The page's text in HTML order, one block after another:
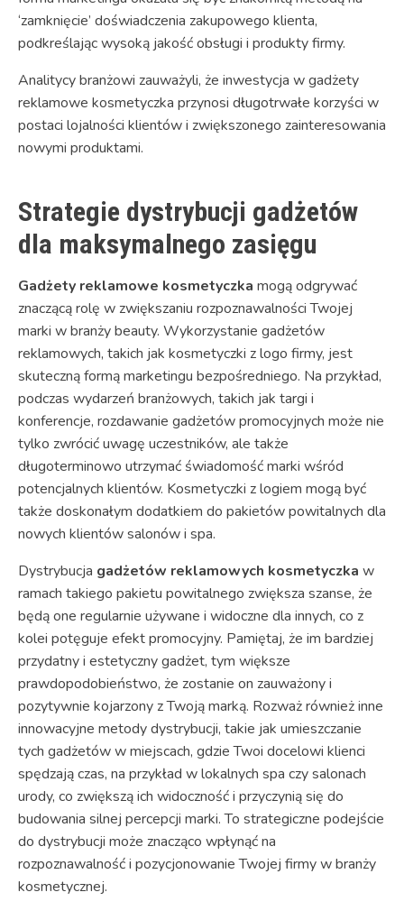
‘zamknięcie’ doświadczenia zakupowego klienta,
podkreślając wysoką jakość obsługi i produkty firmy.
Analitycy branżowi zauważyli, że inwestycja w gadżety
reklamowe kosmetyczka przynosi długotrwałe korzyści w
postaci lojalności klientów i zwiększonego zainteresowania
nowymi produktami.
Strategie dystrybucji gadżetów
dla maksymalnego zasięgu
Gadżety reklamowe kosmetyczka mogą odgrywać
znaczącą rolę w zwiększaniu rozpoznawalności Twojej
marki w branży beauty. Wykorzystanie gadżetów
reklamowych, takich jak kosmetyczki z logo firmy, jest
skuteczną formą marketingu bezpośredniego. Na przykład,
podczas wydarzeń branżowych, takich jak targi i
konferencje, rozdawanie gadżetów promocyjnych może nie
tylko zwrócić uwagę uczestników, ale także
długoterminowo utrzymać świadomość marki wśród
potencjalnych klientów. Kosmetyczki z logiem mogą być
także doskonałym dodatkiem do pakietów powitalnych dla
nowych klientów salonów i spa.
Dystrybucja gadżetów reklamowych kosmetyczka w
ramach takiego pakietu powitalnego zwiększa szanse, że
będą one regularnie używane i widoczne dla innych, co z
kolei potęguje efekt promocyjny. Pamiętaj, że im bardziej
przydatny i estetyczny gadżet, tym większe
prawdopodobieństwo, że zostanie on zauważony i
pozytywnie kojarzony z Twoją marką. Rozważ również inne
innowacyjne metody dystrybucji, takie jak umieszczanie
tych gadżetów w miejscach, gdzie Twoi docelowi klienci
spędzają czas, na przykład w lokalnych spa czy salonach
urody, co zwiększą ich widoczność i przyczynią się do
budowania silnej percepcji marki. To strategiczne podejście
do dystrybucji może znacząco wpłynąć na
rozpoznawalność i pozycjonowanie Twojej firmy w branży
kosmetycznej.